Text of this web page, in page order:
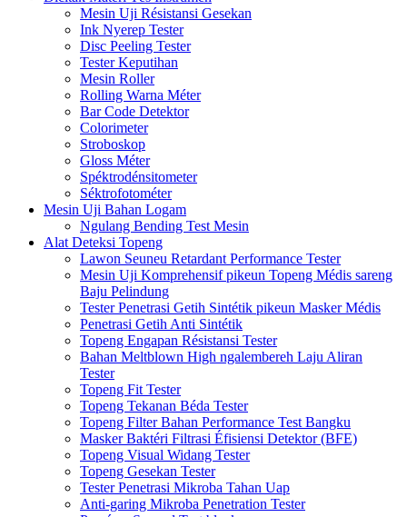
Mesin Uji Résistansi Gesekan
Ink Nyerep Tester
Disc Peeling Tester
Tester Keputihan
Mesin Roller
Rolling Warna Méter
Bar Code Detektor
Colorimeter
Stroboskop
Gloss Méter
Spéktrodénsitometer
Séktrofotométer
Mesin Uji Bahan Logam
Ngulang Bending Test Mesin
Alat Deteksi Topeng
Lawon Seuneu Retardant Performance Tester
Mesin Uji Komprehensif pikeun Topeng Médis sareng
Baju Pelindung
Tester Penetrasi Getih Sintétik pikeun Masker Médis
Penetrasi Getih Anti Sintétik
Topeng Engapan Résistansi Tester
Bahan Meltblown High ngalembereh Laju Aliran
Tester
Topeng Fit Tester
Topeng Tekanan Béda Tester
Topeng Filter Bahan Performance Test Bangku
Masker Baktéri Filtrasi Éfisiensi Detektor (BFE)
Topeng Visual Widang Tester
Topeng Gesekan Tester
Tester Penetrasi Mikroba Tahan Uap
Anti-garing Mikroba Penetration Tester